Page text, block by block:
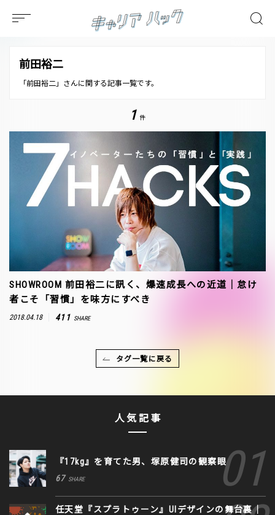
前田裕二
「前田裕二」さんに関する記事一覧です。
1 件
SHOWROOM 前田裕二に訊く、爆速成長への近道｜怠け
者こそ「習慣」を味方にすべき
2018.04.18 411 SHARE
タグ一覧に戻る
人気記事
『17kg』を育てた男、塚原健司の観察眼
67 SHARE
任天堂『スプラトゥーン』UIデザインの舞台裏｜